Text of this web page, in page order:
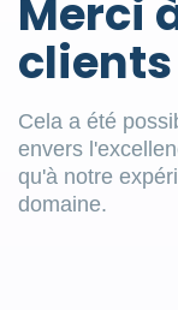
Merci
clients
Cela a été
envers
qu'à notre
domaine.